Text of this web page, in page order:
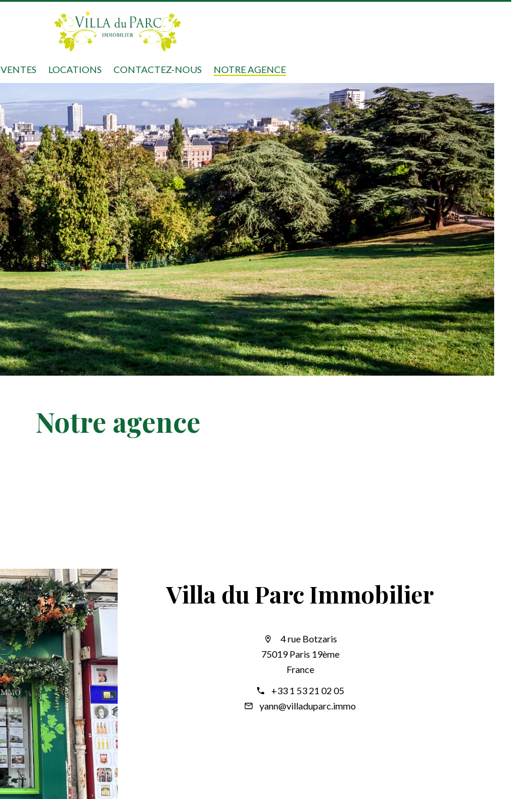
VENTES LOCATIONS CONTACTEZ-NOUS NOTRE AGENCE
Notre agence
Villa du Parc Immobilier
4 rue Botzaris
75019 Paris 19ème
France
+33 1 53 21 02 05
yann@villaduparc.immo